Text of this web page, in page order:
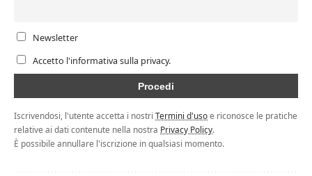
Newsletter
Accetto l'informativa sulla privacy.
Iscrivendosi, l'utente accetta i nostri Termini d'usoe riconosce le pratiche
relative ai dati contenute nella nostra Privacy Policy.
È possibile annullare l'iscrizione in qualsiasi momento.